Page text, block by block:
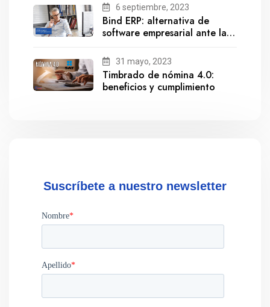
6 septiembre, 2023
Bind ERP: alternativa de
software empresarial ante la
31 mayo, 2023
Timbrado de nómina 4.0:
beneficios y cumplimiento
Suscríbete a nuestro newsletter